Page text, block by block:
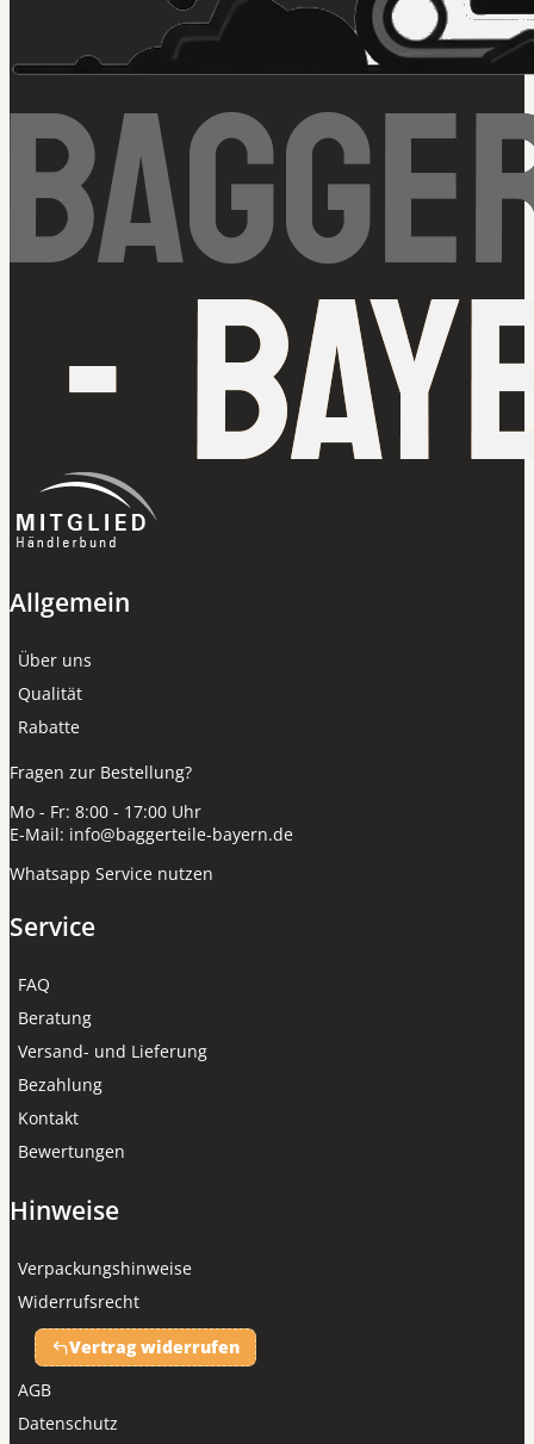
Allgemein
Über uns
Qualität
Rabatte
Fragen zur Bestellung?
Mo - Fr: 8:00 - 17:00 Uhr
E-Mail: info@baggerteile-bayern.de
Whatsapp Service nutzen
Service
FAQ
Beratung
Versand- und Lieferung
Bezahlung
Kontakt
Bewertungen
Hinweise
Verpackungshinweise
Widerrufsrecht
Vertrag widerrufen
AGB
Datenschutz